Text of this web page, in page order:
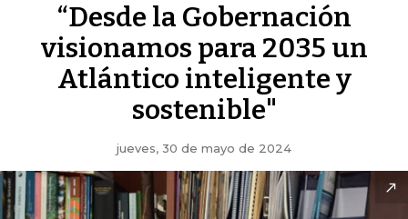
“Desde la Gobernación
visionamos para 2035 un
Atlántico inteligente y
sostenible"
jueves, 30 de mayo de 2024